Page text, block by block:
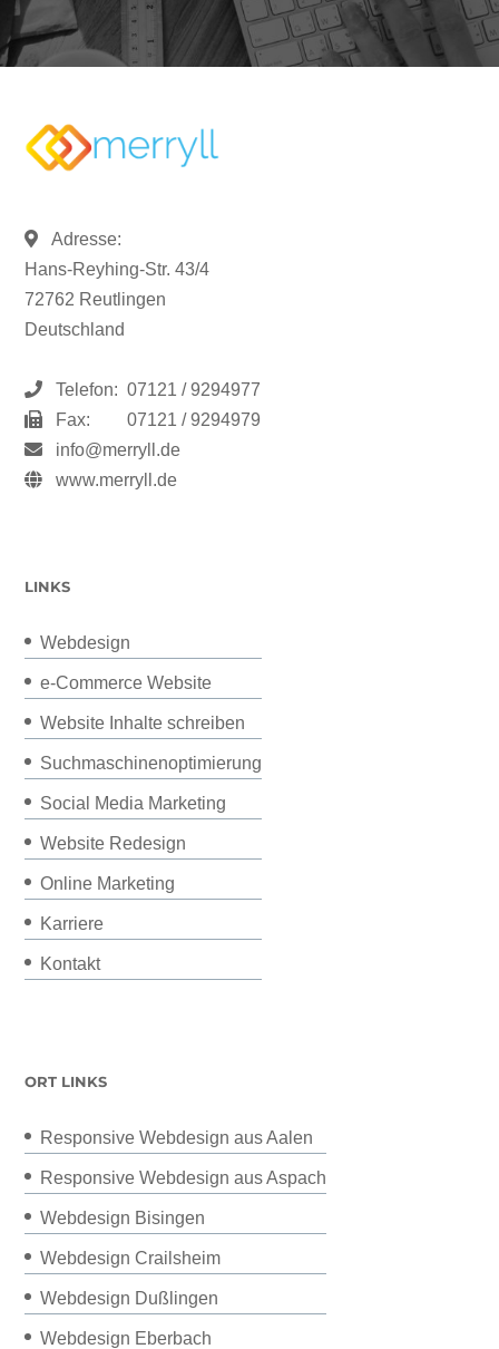
Adresse:
Hans-Reyhing-Str. 43/4
72762 Reutlingen
Deutschland
Telefon: 07121 / 9294977
Fax:
07121 / 9294979
info@merryll.de
www.merryll.de
LINKS
Webdesign
e-Commerce Website
Website Inhalte schreiben
Suchmaschinenoptimierung
Social Media Marketing
Website Redesign
Online Marketing
Karriere
Kontakt
ORT LINKS
Responsive Webdesign aus Aalen
Responsive Webdesign aus Aspach
Webdesign Bisingen
Webdesign Crailsheim
Webdesign Dußlingen
Webdesign Eberbach